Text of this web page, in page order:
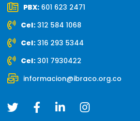
PBX: 601 623 2471
Cel: 312 584 1068
Cel: 316 293 5344
Cel: 301 7930422
informacion@ibraco.org.co